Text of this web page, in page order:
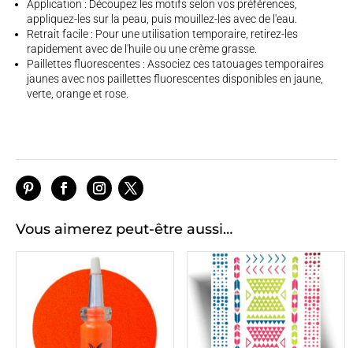
Application : Découpez les motifs selon vos préférences,
appliquez-les sur la peau, puis mouillez-les avec de l'eau.
Retrait facile : Pour une utilisation temporaire, retirez-les
rapidement avec de l'huile ou une crème grasse.
Paillettes fluorescentes : Associez ces tatouages temporaires
jaunes avec nos paillettes fluorescentes disponibles en jaune,
verte, orange et rose.
Vous aimerez peut-être aussi…